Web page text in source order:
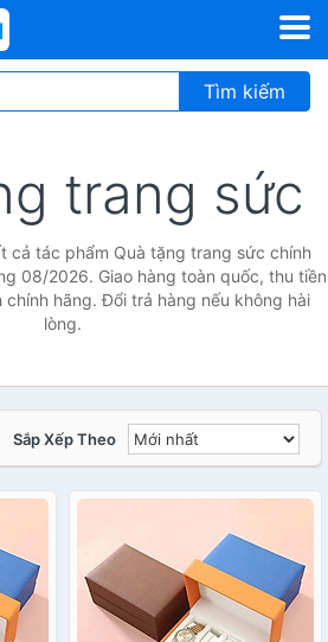
Tìm kiếm
trang sức
cả tác phẩm Quà tặng trang sức chính
08/2026. Giao hàng toàn quốc, thu tiền
chính hãng. Đổi trả hàng nếu không hài
lòng.
Sắp Xếp Theo